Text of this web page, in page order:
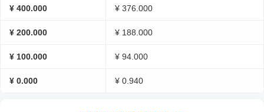
¥ 400.000 ¥ 376.000
¥ 200.000 ¥ 188.000
¥ 100.000 ¥ 94.000
¥ 0.000 ¥ 0.940